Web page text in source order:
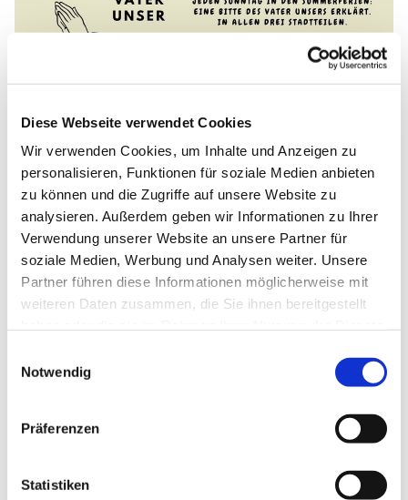
Diese Webseite verwendet Cookies
Wir verwenden Cookies, um Inhalte und Anzeigen zu
personalisieren, Funktionen für soziale Medien anbieten
zu können und die Zugriffe auf unsere Website zu
analysieren. Außerdem geben wir Informationen zu Ihrer
Verwendung unserer Website an unsere Partner für
soziale Medien, Werbung und Analysen weiter. Unsere
Partner führen diese Informationen möglicherweise mit
weiteren Daten zusammen, die Sie ihnen bereitgestellt
Notwendig
Präferenzen
Statistiken